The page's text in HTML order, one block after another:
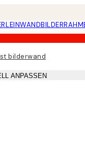
LEINWANDBILDER
bilderwand
ANPASSEN